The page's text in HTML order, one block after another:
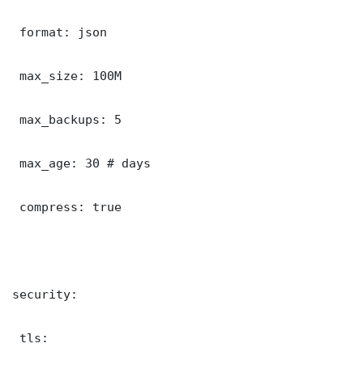
format: json
max_size: 100M
max_backups: 5
max_age: 30 # days
compress: true
security:
tls: